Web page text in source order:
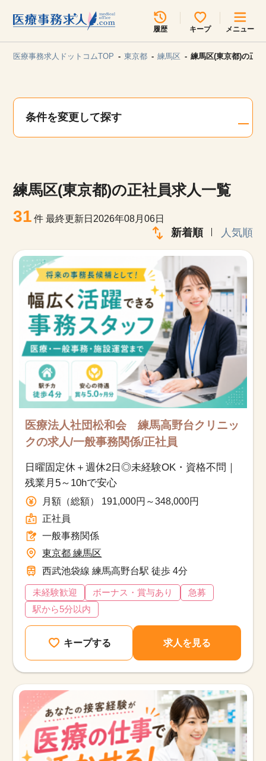
履歴 キープ メニュー
見学会・イベント情報
よくあるご質問
お知らせ
医療事務求人ドットコムとは
サイトの使い方
就職サポート
人材をお探しの医療機関・企業様
運営会社
医療事務求人ドットコムTOP 東京都 練馬区 練馬区(東京都)の正
条件を変更して探す
練馬区(東京都)の正社員求人一覧
31 件最終更新日2026年08月06日
新着順 人気順
医療法人社団松和会 練馬高野台クリニッ
クの求人/一般事務関係/正社員
日曜固定休＋週休2日◎未経験OK・資格不問｜
残業月5～10hで安心
月額（総額） 191,000円～348,000円
正社員
一般事務関係
東京都 練馬区
西武池袋線 練馬高野台駅 徒歩 4分
未経験歓迎 ボーナス・賞与あり
急募
駅から5分以内
キープする 求人を見る
所在地のエリアを選択してください
各支店担当よりご連絡させていただきます。
関東
甲信越・北陸 中国・四国